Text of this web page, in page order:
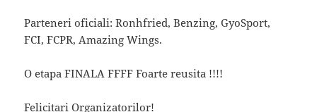
Parteneri oficiali: Ronhfried, Benzing, GyoSport,
FCI, FCPR, Amazing Wings.
O etapa FINALA FFFF Foarte reusita !!!!
Felicitari Organizatorilor!